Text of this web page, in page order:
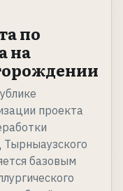
по
на
проекта
базовым